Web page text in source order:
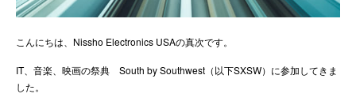
ENGLISH
こんにちは、Nissho Electronics USAの真次です。
IT、音楽、映画の祭典 South by Southwest（以下SXSW）に参加してきま
した。